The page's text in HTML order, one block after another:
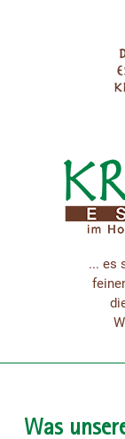
... es
Was